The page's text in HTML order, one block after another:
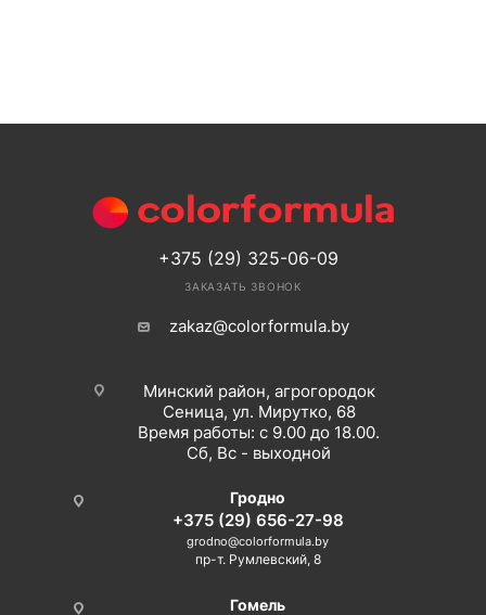
+375 (29) 325-06-09
ЗАКАЗАТЬ ЗВОНОК
zakaz@colorformula.by
Минский район, агрогородок
Сеница, ул. Мирутко, 68
Время работы: с 9.00 до 18.00.
Сб, Вс - выходной
Гродно
+375 (29) 656-27-98
grodno@colorformula.by
пр-т. Румлевский, 8
Гомель